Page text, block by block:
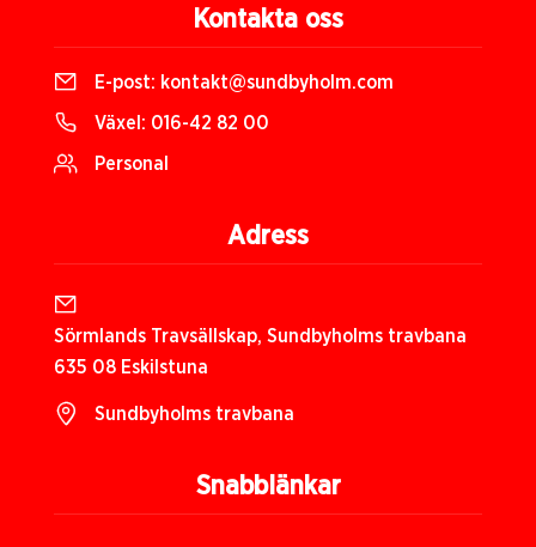
Snabblänkar
Kontakta oss
E-post: kontakt@sundbyholm.com
Växel: 016-42 82 00
Personal
Adress
Sörmlands Travsällskap, Sundbyholms travbana
635 08 Eskilstuna
Sundbyholms travbana